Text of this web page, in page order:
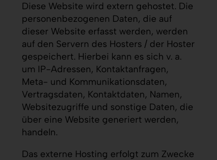
Diese Website wird extern gehostet. Die
personenbezogenen Daten, die auf
dieser Website erfasst werden, werden
auf den Servern des Hosters / der Hoster
gespeichert. Hierbei kann es sich v. a.
um IP-Adressen, Kontaktanfragen,
Meta- und Kommunikationsdaten,
Vertragsdaten, Kontaktdaten, Namen,
Websitezugriffe und sonstige Daten, die
über eine Website generiert werden,
handeln.
Das externe Hosting erfolgt zum Zwecke